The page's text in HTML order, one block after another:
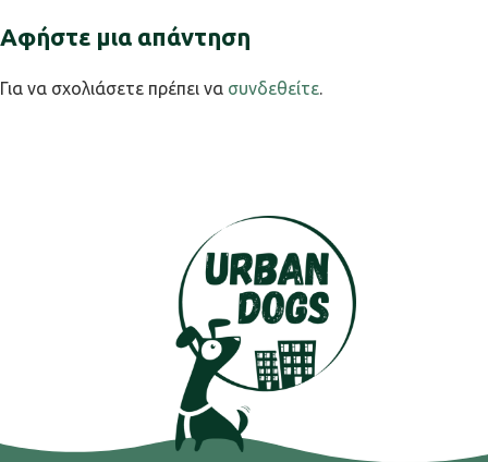
Αφήστε μια απάντηση
Για να σχολιάσετε πρέπει να συνδεθείτε.